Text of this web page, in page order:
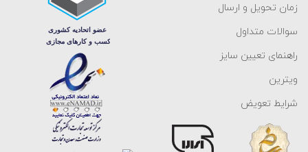
زمان تحویل و ارسال
سوالات متداول
راهنمای تعیین سایز
ویترین
شرایط تعویض